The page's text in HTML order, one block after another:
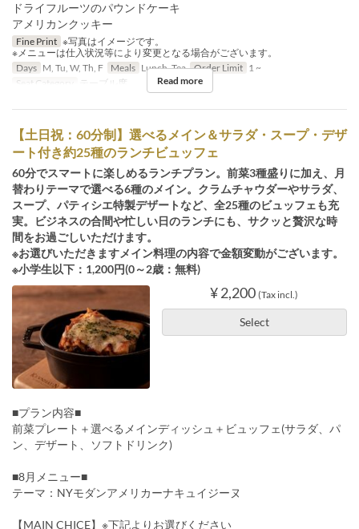
ドライフルーツのパウンドケーキ
アメリカンクッキー
Fine Print ※写真はイメージです。
※メニューは仕入状況等により変更となる場合がございます。
Days M, Tu, W, Th, F Meals Lunch, Tea Order Limit 1 ~
Seat Category
テーブル席 Read more
【土日祝：60分制】選べるメイン＆サラダ・スープ・デザ
ート付き約25種のランチビュッフェ
60分でスマートに楽しめるランチプラン。前菜3種盛りに加え、月
替わりテーマで選べる6種のメイン。クラムチャウダーやサラダ、
スープ、パティシエ特製デザートなど、全25種のビュッフェも充
実。ビジネスの合間や忙しい日のランチにも、サクッと贅沢な時
間をお過ごしいただけます。
※お選びいただきますメイン料理の内容で金額変動がございます。
※小学生以下：1,200円(0～2歳：無料)
¥ 2,200 (Tax incl.)
Select
■プラン内容■
前菜プレート＋選べるメインディッシュ＋ビュッフェ(サラダ、パ
ン、デザート、ソフトドリンク)
■8月メニュー■
テーマ：NYモダンアメリカーナキュイジーヌ
【MAIN CHICE】※下記よりお選びください